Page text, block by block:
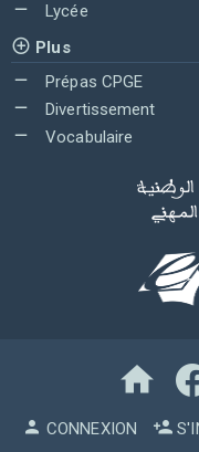
Lycée
Plus
Prépas CPGE
Divertissement
Vocabulaire
CONNEXION